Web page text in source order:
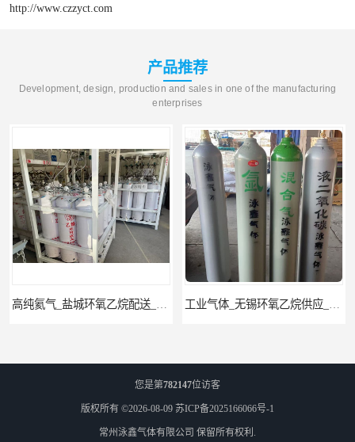
http://www.czzyct.com
产品推荐
Development, design, production and sales in one of the manufacturing
enterprises
江苏环氧乙烷配送_工业气体
您是第782147位访客
版权所有 ©2026-08-09 苏ICP备2025166066号-1
常州泳鑫气体有限公司 保留所有权利.